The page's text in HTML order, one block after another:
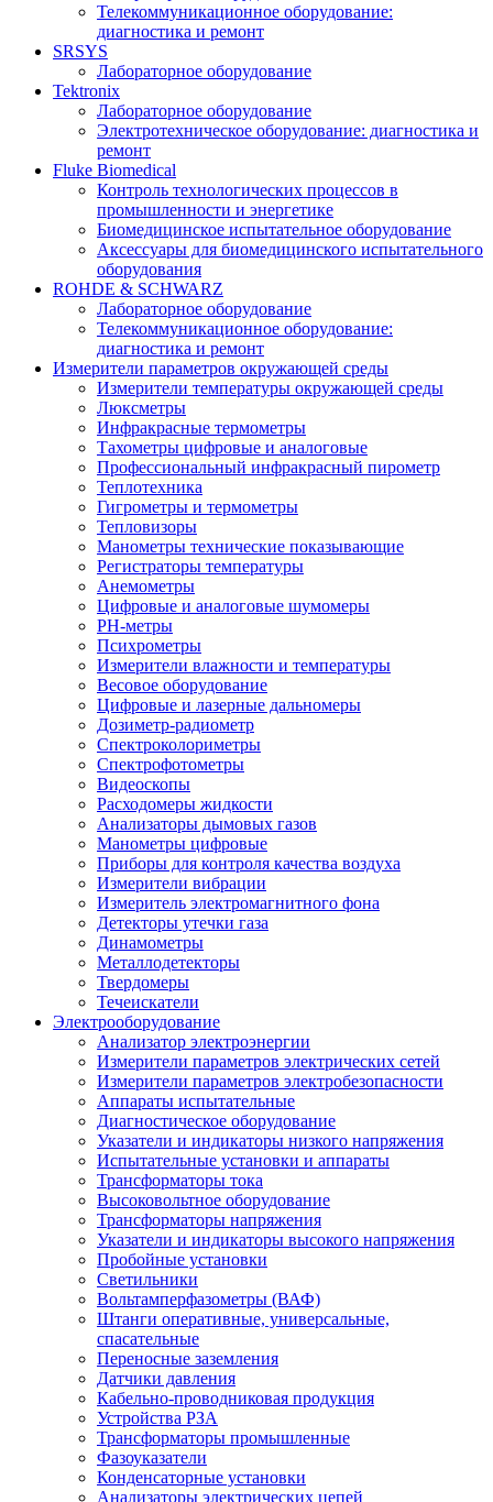
Телекоммуникационное оборудование:
диагностика и ремонт
SRSYS
Лабораторное оборудование
Tektronix
Лабораторное оборудование
Электротехническое оборудование: диагностика и
ремонт
Fluke Biomedical
Контроль технологических процессов в
промышленности и энергетике
Биомедицинское испытательное оборудование
Аксессуары для биомедицинского испытательного
оборудования
ROHDE & SCHWARZ
Лабораторное оборудование
Телекоммуникационное оборудование:
диагностика и ремонт
Измерители параметров окружающей среды
Измерители температуры окружающей среды
Люксметры
Инфракрасные термометры
Тахометры цифровые и аналоговые
Профессиональный инфракрасный пирометр
Теплотехника
Гигрометры и термометры
Тепловизоры
Манометры технические показывающие
Регистраторы температуры
Анемометры
Цифровые и аналоговые шумомеры
PH-метры
Психрометры
Измерители влажности и температуры
Весовое оборудование
Цифровые и лазерные дальномеры
Дозиметр-радиометр
Спектроколориметры
Спектрофотометры
Видеоскопы
Расходомеры жидкости
Анализаторы дымовых газов
Манометры цифровые
Приборы для контроля качества воздуха
Измерители вибрации
Измеритель электромагнитного фона
Детекторы утечки газа
Динамометры
Металлодетекторы
Твердомеры
Течеискатели
Электрооборудование
Анализатор электроэнергии
Измерители параметров электрических сетей
Измерители параметров электробезопасности
Аппараты испытательные
Диагностическое оборудование
Указатели и индикаторы низкого напряжения
Испытательные установки и аппараты
Трансформаторы тока
Высоковольтное оборудование
Трансформаторы напряжения
Указатели и индикаторы высокого напряжения
Пробойные установки
Светильники
Вольтамперфазометры (ВАФ)
Штанги оперативные, универсальные,
спасательные
Переносные заземления
Датчики давления
Кабельно-проводниковая продукция
Устройства РЗА
Трансформаторы промышленные
Фазоуказатели
Конденсаторные установки
Анализаторы электрических цепей